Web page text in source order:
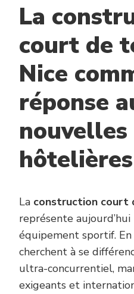
La
court de
Nice
réponse
hôtelières
La construction court
représente
équipement sportif.
cherchent à se
ultra-concurrentiel,
exigeants et